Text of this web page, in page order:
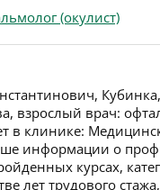
(окулист)
взрослый врач:
в клинике:
информации о
курсах,
лет трудового